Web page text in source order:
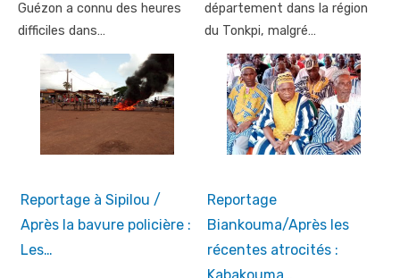
Guézon a connu des heures
difficiles dans…
département dans la région
du Tonkpi, malgré…
Reportage à Sipilou /
Après la bavure policière :
Les…
Reportage
Biankouma/Après les
récentes atrocités :